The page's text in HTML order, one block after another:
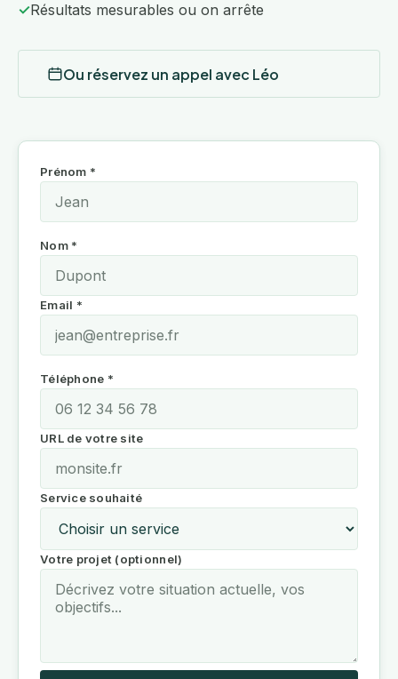
✓Résultats mesurables ou on arrête
Ou réservez un appel avec Léo
Prénom *
Nom *
Email *
Téléphone *
URL de votre site
Service souhaité
Votre projet (optionnel)